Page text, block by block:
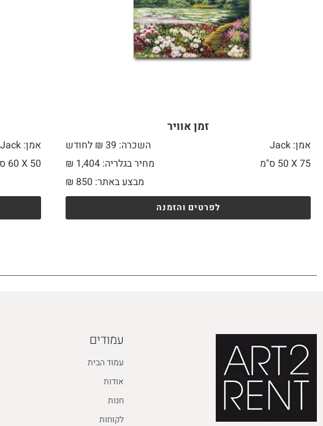
זמן אוויר
אמן: Jack
השכרה: 39 ₪ לחודש
75 X
מחיר בגלריה: 1,404 ₪
מבצע באתר:
₪ 850
לפרטים והזמנה
אמן: Jack
50 X
עמודים
עמוד הבית
אודות
חנות
לקוחות